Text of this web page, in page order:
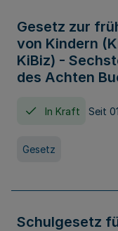
Gesetz zur
von Kindern
KiBiz) -
des Achten
In Kraft Seit
Gesetz
Schulgesetz